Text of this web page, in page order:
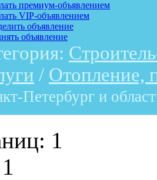
/ Отопление,
Петербург и
1
1